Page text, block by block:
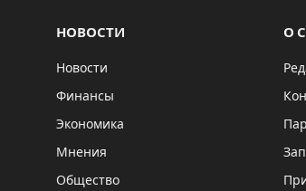
НОВОСТИ
Новости
Финансы
Экономика
Мнения
Общество
О